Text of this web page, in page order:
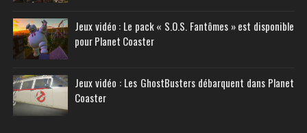
Jeux vidéo : Le pack « S.O.S. Fantômes » est disponible
pour Planet Coaster
Jeux vidéo : Les GhostBusters débarquent dans Planet
Coaster